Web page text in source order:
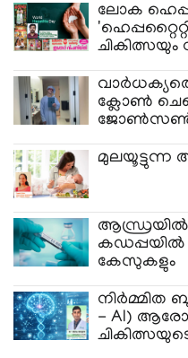
ലോക
ക്ലോൺ
മുലയൂട്ടുന്ന
ആന്ധ്രയിൽ
കഡപ്പയിൽ
കേസുകളും
നിര്‍മ്മിത
- AI)